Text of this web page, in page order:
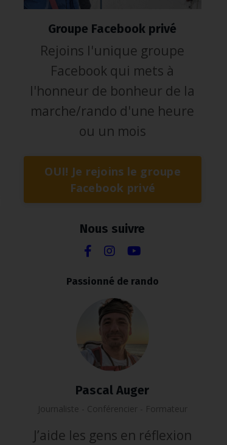
Groupe Facebook privé
Rejoins l'unique groupe
Facebook qui mets à
l'honneur de bonheur de la
marche/rando d'une heure
ou un mois
OUI! Je rejoins le groupe
Facebook privé
Nous suivre
Passionné de rando
Pascal Auger
Journaliste - Conférencier - Formateur
J’aide les gens en réflexion